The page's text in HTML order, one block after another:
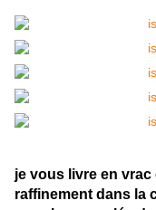
je vous livre en
raffinement dans la